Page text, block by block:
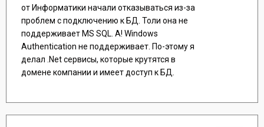
от Информатики начали отказываться из-за
проблем с подключению к БД. Толи она не
поддерживает MS SQL. А! Windows
Authentication не поддерживает. По-этому я
делал .Net сервисы, которые крутятся в
домене компании и имеет доступ к БД.